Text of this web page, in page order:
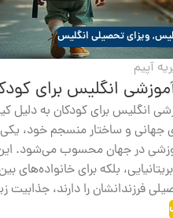
, ویزای تحصیلی انگلیس
آپیم
انگلیس برای
انگلیس برای کودکان به دلیل
جهانی و ساختار منسجم خود، یکی
در جهان محسوب می‌شود.
بلکه برای خانواده‌های
فرزندانشان را دارند، جذابیت